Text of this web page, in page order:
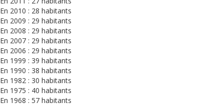
En 2010 : 28 habitants
En 2009 : 29 habitants
En 2008 : 29 habitants
En 2007 : 29 habitants
En 2006 : 29 habitants
En 1999 : 39 habitants
En 1990 : 38 habitants
En 1982 : 30 habitants
En 1975 : 40 habitants
En 1968 : 57 habitants